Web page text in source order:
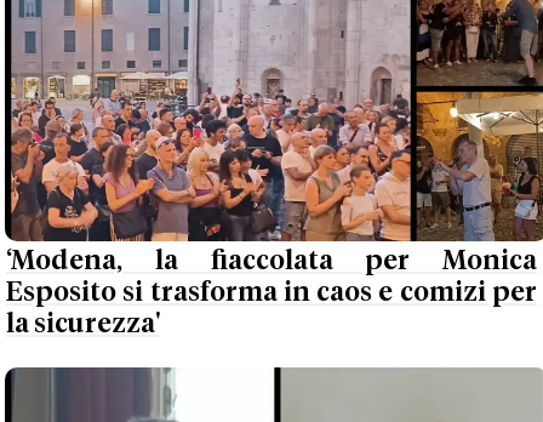
‘Modena, la fiaccolata per Monica
Esposito si trasforma in caos e comizi per
la sicurezza'